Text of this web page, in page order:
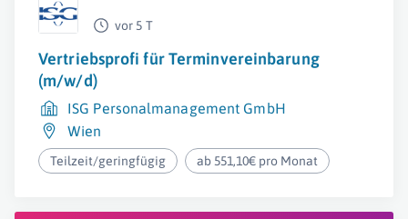
vor 5 T
Vertriebsprofi für Terminvereinbarung
(m/w/d)
ISG Personalmanagement GmbH
Wien
Teilzeit/geringfügig ab 551,10€ pro Monat